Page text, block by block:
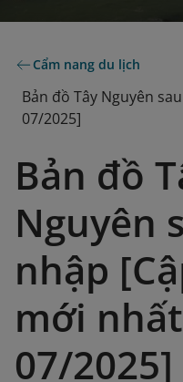
Cẩm nang du lịch
Bản đồ Tây Nguyên
07/2025]
Bản đồ
Nguyên
nhập
mới nhất
07/2025]